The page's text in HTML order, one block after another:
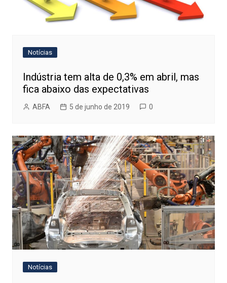
Notícias
Indústria tem alta de 0,3% em abril, mas
fica abaixo das expectativas
ABFA 5 de junho de 2019 0
Notícias